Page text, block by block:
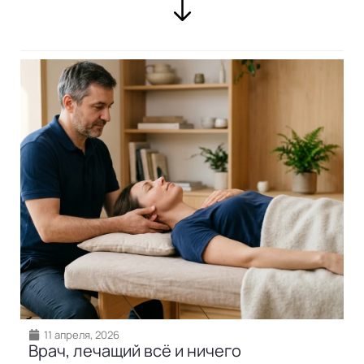
11 апреля, 2026
Врач, лечащий всё и ничего